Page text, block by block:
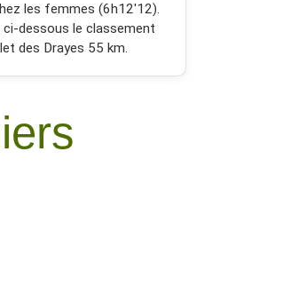
les femmes (6h12'12).
dessous le classement
des Drayes 55 km.